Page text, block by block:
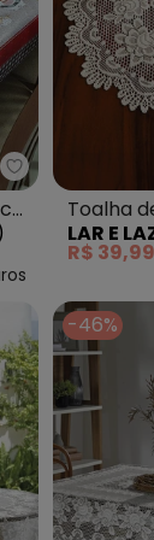
Mundo Lar -
Toalha
75c
LAR E
R$ 39,99
-46%